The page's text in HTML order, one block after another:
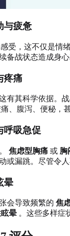
与疲惫
感受，这不仅是
备战状态造成身
疼痛
有其科学依据。
、腹泻、便秘，
呼吸急促
焦虑型胸痛 或 胸
或漏跳。尽管令
晕
会导致频繁的 焦
晕 。这些多样症